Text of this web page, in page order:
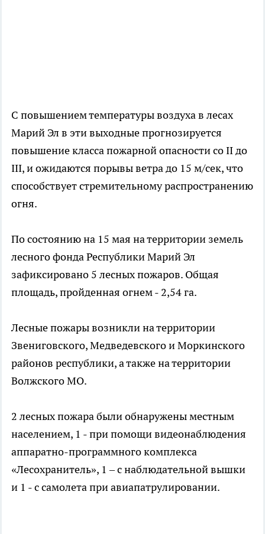
С повышением температуры воздуха в лесах
Марий Эл в эти выходные прогнозируется
повышение класса пожарной опасности со II до
III, и ожидаются порывы ветра до 15 м/сек, что
способствует стремительному распространению
огня.
По состоянию на 15 мая на территории земель
лесного фонда Республики Марий Эл
зафиксировано 5 лесных пожаров. Общая
площадь, пройденная огнем - 2,54 га.
Лесные пожары возникли на территории
Звениговского, Медведевского и Моркинского
районов республики, а также на территории
Волжского МО.
2 лесных пожара были обнаружены местным
населением, 1 - при помощи видеонаблюдения
аппаратно-программного комплекса
«Лесохранитель», 1 – с наблюдательной вышки
и 1 - с самолета при авиапатрулировании.